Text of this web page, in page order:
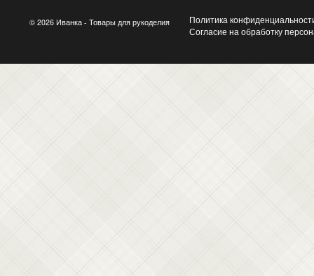
© 2026 Иванка - Товары для рукоделия
Политика
Согласие на обработку